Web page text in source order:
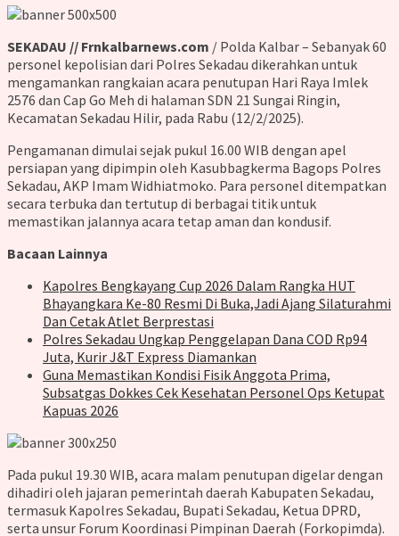
SEKADAU // Frnkalbarnews.com / Polda Kalbar – Sebanyak 60
personel kepolisian dari Polres Sekadau dikerahkan untuk
mengamankan rangkaian acara penutupan Hari Raya Imlek
2576 dan Cap Go Meh di halaman SDN 21 Sungai Ringin,
Kecamatan Sekadau Hilir, pada Rabu (12/2/2025).
Pengamanan dimulai sejak pukul 16.00 WIB dengan apel
persiapan yang dipimpin oleh Kasubbagkerma Bagops Polres
Sekadau, AKP Imam Widhiatmoko. Para personel ditempatkan
secara terbuka dan tertutup di berbagai titik untuk
memastikan jalannya acara tetap aman dan kondusif.
Bacaan Lainnya
Kapolres Bengkayang Cup 2026 Dalam Rangka HUT
Bhayangkara Ke-80 Resmi Di Buka,Jadi Ajang Silaturahmi
Dan Cetak Atlet Berprestasi
Polres Sekadau Ungkap Penggelapan Dana COD Rp94
Juta, Kurir J&T Express Diamankan
Guna Memastikan Kondisi Fisik Anggota Prima,
Subsatgas Dokkes Cek Kesehatan Personel Ops Ketupat
Kapuas 2026
Pada pukul 19.30 WIB, acara malam penutupan digelar dengan
dihadiri oleh jajaran pemerintah daerah Kabupaten Sekadau,
termasuk Kapolres Sekadau, Bupati Sekadau, Ketua DPRD,
serta unsur Forum Koordinasi Pimpinan Daerah (Forkopimda).